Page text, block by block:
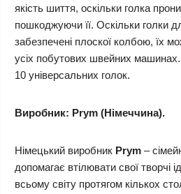
якість шиття, оскільки голка
пошкоджуючи її. Оскільки голки
забезпечені плоскої колбою, їх
усіх побутових швейних
10 універсальних голок.
Виробник: Prym (Німеччина).
Німецький виробник Prym –
допомагає втілювати свої творчі
всьому світу протягом кількох